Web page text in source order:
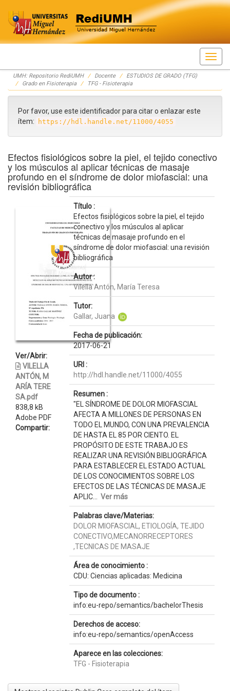
Skip
navigation
UMH: Repositorio RediUMH Docente
ESTUDIOS DE GRADO (TFG)
Grado en Fisioterapia
TFG - Fisioterapia
Por favor, use este identificador para citar o enlazar este
ítem:
https://hdl.handle.net/11000/4055
Efectos fisiológicos sobre la piel, el tejido conectivo
y los músculos al aplicar técnicas de masaje
profundo en el síndrome de dolor miofascial: una
revisión bibliográfica
Ver/Abrir:
VILELLA
ANTÓN, M
ARÍA TERE
SA.pdf
838,8 kB
Adobe PDF
Compartir:
Título :
Efectos fisiológicos sobre la piel, el tejido
conectivo y los músculos al aplicar
técnicas de masaje profundo en el
síndrome de dolor miofascial: una revisión
bibliográfica
Autor :
Vilella Antón, María Teresa
Tutor:
Gallar, Juana
Fecha de publicación:
2017-06-21
URI :
http://hdl.handle.net/11000/4055
Resumen :
"EL SÍNDROME DE DOLOR MIOFASCIAL
AFECTA A MILLONES DE PERSONAS EN
TODO EL MUNDO, CON UNA PREVALENCIA
DE HASTA EL 85 POR CIENTO. EL
PROPÓSITO DE ESTE TRABAJO ES
REALIZAR UNA REVISIÓN BIBLIOGRÁFICA
PARA ESTABLECER EL ESTADO ACTUAL
DE LOS CONOCIMIENTOS SOBRE LOS
EFECTOS DE LAS TÉCNICAS DE MASAJE
APLIC... Ver más
Palabras clave/Materias:
DOLOR MIOFASCIAL, ETIOLOGÍA, TEJIDO
CONECTIVO,MECANORRECEPTORES
,TECNICAS DE MASAJE
Área de conocimiento :
CDU: Ciencias aplicadas: Medicina
Tipo de documento :
info:eu-repo/semantics/bachelorThesis
Derechos de acceso:
info:eu-repo/semantics/openAccess
Aparece en las colecciones:
TFG - Fisioterapia